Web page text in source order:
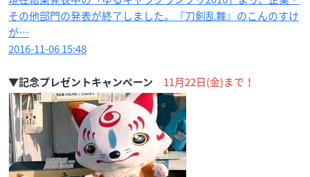
その他部門の発表が終了しました。『刀剣乱舞』のこんのすけ
が…
2016-11-06 15:48
▼記念プレゼントキャンペーン 11月22日(金)まで！